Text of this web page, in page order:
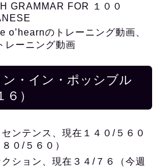
GRAMMAR FOR １００
o’hearnのトレーニング動画、
ーニング動画
・イン・ポッシブル
６）
ンテンス、現在１４０/５６０
０/５６０）
ション、現在３４/７６（今週